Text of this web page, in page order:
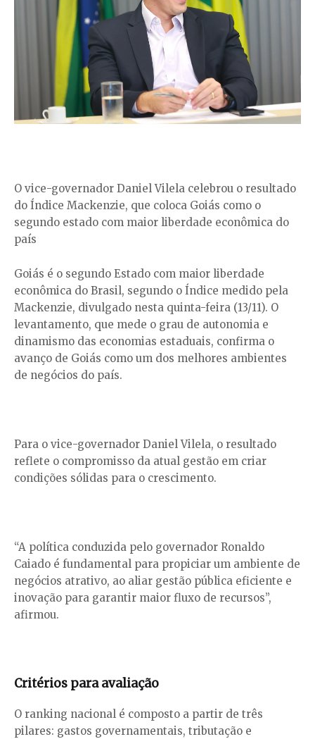
O vice-governador Daniel Vilela celebrou o resultado
do Índice Mackenzie, que coloca Goiás como o
segundo estado com maior liberdade econômica do
país
Goiás é o segundo Estado com maior liberdade
econômica do Brasil, segundo o Índice medido pela
Mackenzie, divulgado nesta quinta-feira (13/11). O
levantamento, que mede o grau de autonomia e
dinamismo das economias estaduais, confirma o
avanço de Goiás como um dos melhores ambientes
de negócios do país.
Para o vice-governador Daniel Vilela, o resultado
reflete o compromisso da atual gestão em criar
condições sólidas para o crescimento.
“A política conduzida pelo governador Ronaldo
Caiado é fundamental para propiciar um ambiente de
negócios atrativo, ao aliar gestão pública eficiente e
inovação para garantir maior fluxo de recursos”,
afirmou.
Critérios para avaliação
O ranking nacional é composto a partir de três
pilares: gastos governamentais, tributação e